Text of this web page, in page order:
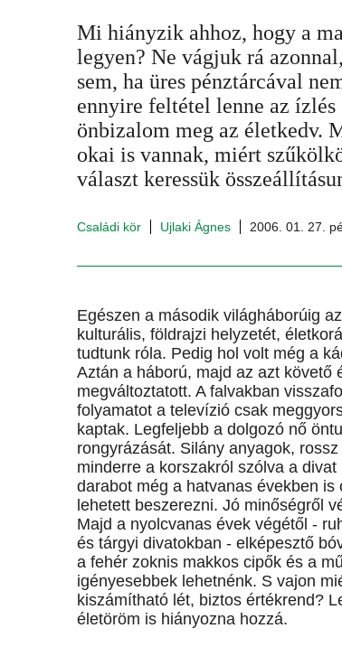
Mi hiányzik ahhoz, hogy a
legyen? Ne vágjuk rá
sem, ha üres pénztárcával
ennyire feltétel lenne az ízlés
önbizalom meg az életkedv.
okai is vannak, miért
választ keressük
Családi kör Ujlaki Ágnes 2006. 01. 27.
Egészen a második világháborúig
kulturális, földrajzi helyzetét,
tudtunk róla. Pedig hol volt még a
Aztán a háború, majd az azt követő
megváltoztatott. A falvakban
folyamatot a televízió csak
kaptak. Legfeljebb a dolgozó nő
rongyrázását. Silány anyagok,
minderre a korszakról szólva a
darabot még a hatvanas években
lehetett beszerezni. Jó minőségről
Majd a nyolcvanas évek végétől -
és tárgyi divatokban - elképesztő
a fehér zoknis makkos cipők és a
igényesebbek lehetnénk. S vajon
kiszámítható lét, biztos értékrend?
életöröm is hiányozna hozzá.